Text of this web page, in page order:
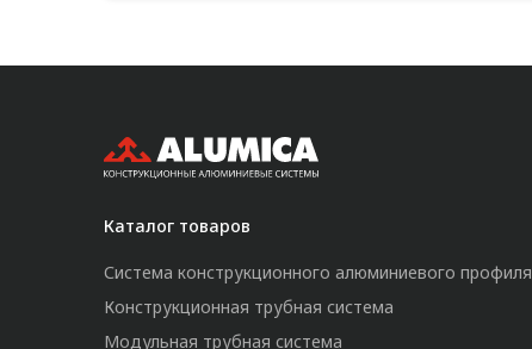
Каталог товаров
Система конструкционного алюминиевого профиля
Конструкционная трубная система
Модульная трубная система